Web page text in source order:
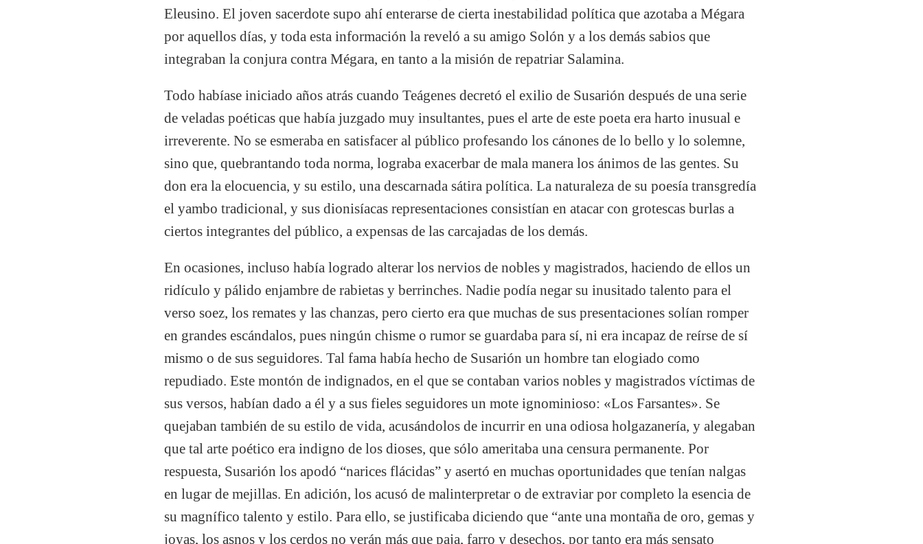
Eleusino. El joven sacerdote supo ahí enterarse de cierta inestabilidad política que azotaba a Mégara
por aquellos días, y toda esta información la reveló a su amigo Solón y a los demás sabios que
integraban la conjura contra Mégara, en tanto a la misión de repatriar Salamina.
Todo habíase iniciado años atrás cuando Teágenes decretó el exilio de Susarión después de una serie
de veladas poéticas que había juzgado muy insultantes, pues el arte de este poeta era harto inusual e
irreverente. No se esmeraba en satisfacer al público profesando los cánones de lo bello y lo solemne,
sino que, quebrantando toda norma, lograba exacerbar de mala manera los ánimos de las gentes. Su
don era la elocuencia, y su estilo, una descarnada sátira política. La naturaleza de su poesía transgredía
el yambo tradicional, y sus dionisíacas representaciones consistían en atacar con grotescas burlas a
ciertos integrantes del público, a expensas de las carcajadas de los demás.
En ocasiones, incluso había logrado alterar los nervios de nobles y magistrados, haciendo de ellos un
ridículo y pálido enjambre de rabietas y berrinches. Nadie podía negar su inusitado talento para el
verso soez, los remates y las chanzas, pero cierto era que muchas de sus presentaciones solían romper
en grandes escándalos, pues ningún chisme o rumor se guardaba para sí, ni era incapaz de reírse de sí
mismo o de sus seguidores. Tal fama había hecho de Susarión un hombre tan elogiado como
repudiado. Este montón de indignados, en el que se contaban varios nobles y magistrados víctimas de
sus versos, habían dado a él y a sus fieles seguidores un mote ignominioso: «Los Farsantes». Se
quejaban también de su estilo de vida, acusándolos de incurrir en una odiosa holgazanería, y alegaban
que tal arte poético era indigno de los dioses, que sólo ameritaba una censura permanente. Por
respuesta, Susarión los apodó “narices flácidas” y asertó en muchas oportunidades que tenían nalgas
en lugar de mejillas. En adición, los acusó de malinterpretar o de extraviar por completo la esencia de
su magnífico talento y estilo. Para ello, se justificaba diciendo que “ante una montaña de oro, gemas y
joyas, los asnos y los cerdos no verán más que paja, farro y desechos, por tanto era más sensato